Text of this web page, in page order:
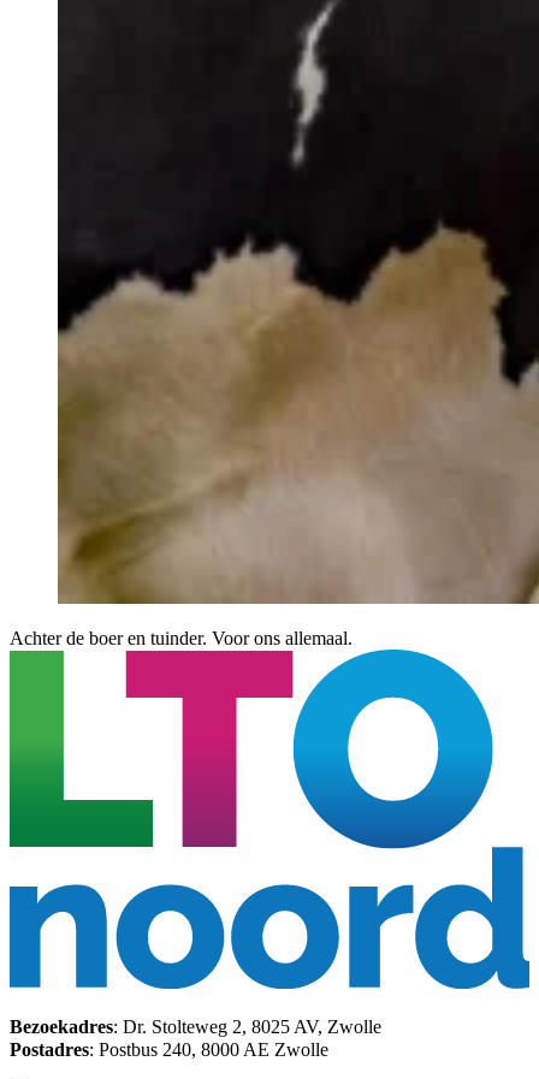
Achter de boer en tuinder. Voor ons allemaal.
Bezoekadres: Dr. Stolteweg 2, 8025 AV, Zwolle
Postadres: Postbus 240, 8000 AE Zwolle